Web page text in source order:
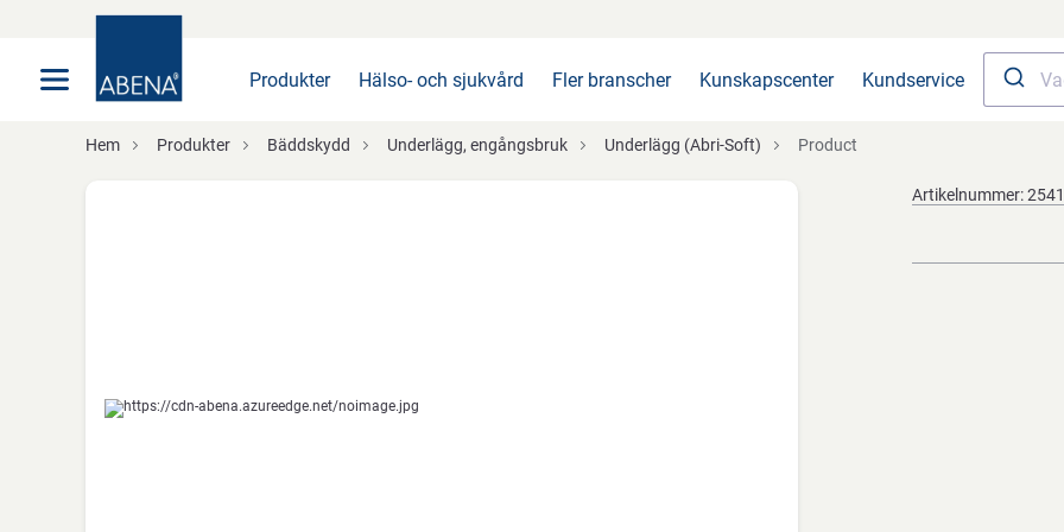
Produkter Hälso- och sjukvård Fler branscher Kunskapscenter Kundservice
Hem Produkter Bäddskydd Underlägg, engångsbruk Underlägg (Abri-Soft) Product
Artikelnummer: